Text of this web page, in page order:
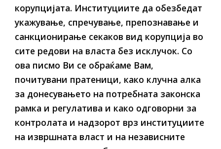
корупцијата. Институциите да обезбедат
укажување, спречување, препознавање и
санкционирање секаков вид корупција во
сите редови на власта без исклучок. Со
ова писмо Ви се обраќаме Вам,
почитувани пратеници, како клучна алка
за донесувањето на потребната законска
рамка и регулатива и како одговорни за
контролата и надзорот врз институциите
на извршната власт и на независните